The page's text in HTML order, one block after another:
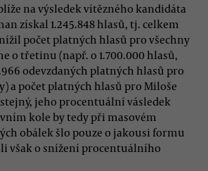
na výsledek vítězného kandidáta
získal 1.245.848 hlasů, tj. celkem
snížil počet platných hlasů pro všechny
o třetinu (např. o 1.700.000 hlasů,
odevzdaných platných hlasů pro
a počet platných hlasů pro Miloše
jeho procentuální vásledek
kole by tedy při masovém
obálek šlo pouze o jakousi formu
však o snížení procentuálního